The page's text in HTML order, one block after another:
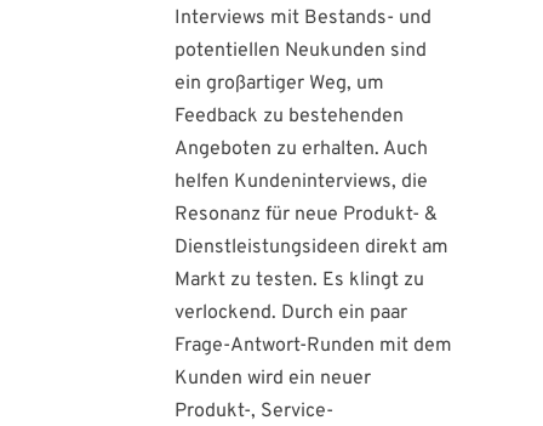
Interviews mit Bestands- und
potentiellen Neukunden sind
ein großartiger Weg, um
Feedback zu bestehenden
Angeboten zu erhalten. Auch
helfen Kundeninterviews, die
Resonanz für neue Produkt- &
Dienstleistungsideen direkt am
Markt zu testen. Es klingt zu
verlockend. Durch ein paar
Frage-Antwort-Runden mit dem
Kunden wird ein neuer
Produkt-, Service-